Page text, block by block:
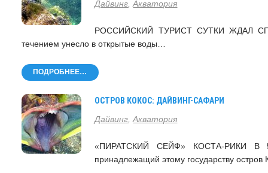
Дайвинг,Акватория
РОССИЙСКИЙ ТУРИСТ СУТКИ ЖДАЛ
течением унесло в открытые воды…
ПОДРОБНЕЕ…
ОСТРОВ КОКОС: ДАЙВИНГ-САФАРИ
Дайвинг ,Акватория
«ПИРАТСКИЙ СЕЙФ» КОСТА-РИКИ В
принадлежащий этому государству